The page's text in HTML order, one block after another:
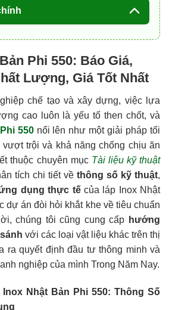
Phi 550: Báo Giá,
Lượng, Giá Tốt Nhất
chế tạo và xây dựng, việc lựa
cao luôn là yếu tố then chốt, và
550nổi lên như một giải pháp tối
trội và khả năng chống chịu ăn
thuộc chuyên mục Tài liệu kỹ thuật
tích chi tiết về thông số kỹ thuật,
dụng thực tếcủa láp Inox Nhật
dự án đòi hỏi khắt khe về tiêu chuẩn
chúng tôi cũng cung cấp hướng
với các loại vật liệu khác trên thị
ra quyết định đầu tư thông minh và
nghiệp của mình Trong Năm Nay.
Nhật Bản Phi 550: Thông Số